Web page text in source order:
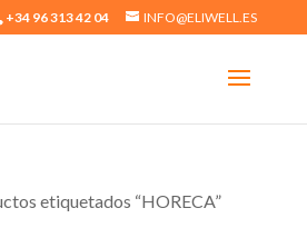
+34 96 313 42 04 INFO@ELIWELL.ES
etiquetados “HORECA”